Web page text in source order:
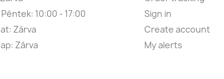
10:00 - 17:00
Zárva
Zárva
Sign in
Create account
My alerts